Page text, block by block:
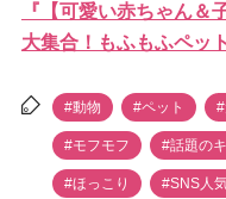
『【可愛い赤ちゃん＆
大集合！もふもふペッ
#動物 #ペット
#モフモフ #話題の
#ほっこり #SNS人